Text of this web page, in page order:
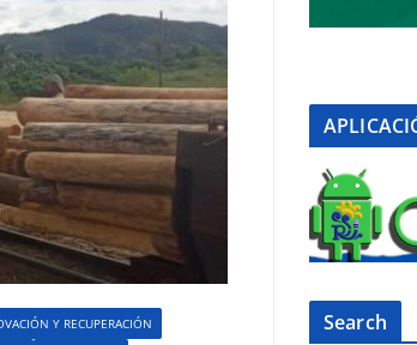
Y RECUPERACIÓN
Search